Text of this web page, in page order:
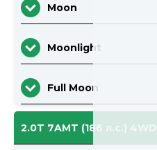
Moon
Moonlight
Full Moon
2.0T 7AMT (186 л.с.) 4WD